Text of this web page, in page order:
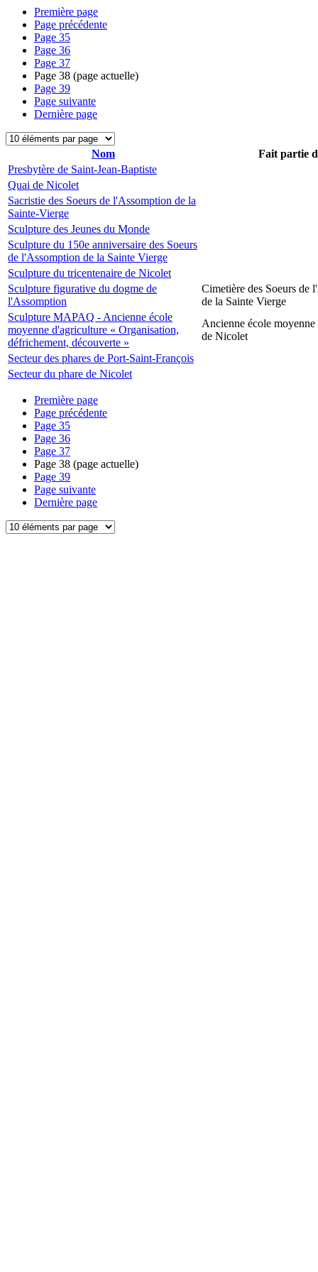
Première page
Page précédente
Page 35
Page 36
Page 37
Page 38 (page actuelle)
Page 39
Page suivante
Dernière page
Nom
Fait partie
Presbytère de Saint-Jean-Baptiste
Quai de Nicolet
Sacristie des Soeurs de l'Assomption de la
Sainte-Vierge
Sculpture des Jeunes du Monde
Sculpture du 150e anniversaire des Soeurs
de l'Assomption de la Sainte Vierge
Sculpture du tricentenaire de Nicolet
Sculpture figurative du dogme de
l'Assomption
Cimetière des Soeurs de
de la Sainte Vierge
Sculpture MAPAQ - Ancienne école
moyenne d'agriculture « Organisation,
défrichement, découverte »
Ancienne école
de Nicolet
Secteur des phares de Port-Saint-François
Secteur du phare de Nicolet
Première page
Page précédente
Page 35
Page 36
Page 37
Page 38 (page actuelle)
Page 39
Page suivante
Dernière page